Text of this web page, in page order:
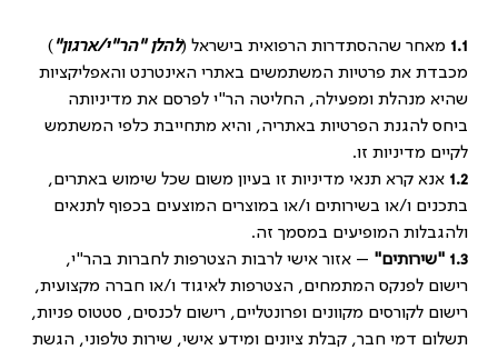
1.1 מאחר שההסתדרות הרפואית בישראל (להלן "הר"י/ארגון" )
מכבדת את פרטיות המשתמשים באתרי האינטרנט והאפליקציות
שהיא מנהלת ומפעילה, החליטה הר"י לפרסם את מדיניותה
ביחס להגנת הפרטיות באתריה, והיא מתחייבת כלפי המשתמש
לקיים מדיניות זו.
1.2 אנא קרא תנאי מדיניות זו בעיון משום שכל שימוש באתרים,
בתכנים ו/או בשירותים ו/או במוצרים המוצעים בכפוף לתנאים
ולהגבלות המופיעים במסמך זה.
1.3 "
שירותים" – אזור אישי לרבות הצטרפות לחברות בהר"י,
רישום לפנקס המתמחים, הצטרפות לאיגוד ו/או חברה מקצועית,
רישום לקורסים מקוונים ופרונטליים, רישום לכנסים, סטטוס פניות,
תשלום דמי חבר, קבלת ציונים ומידע אישי, שירות טלפוני, הגשת